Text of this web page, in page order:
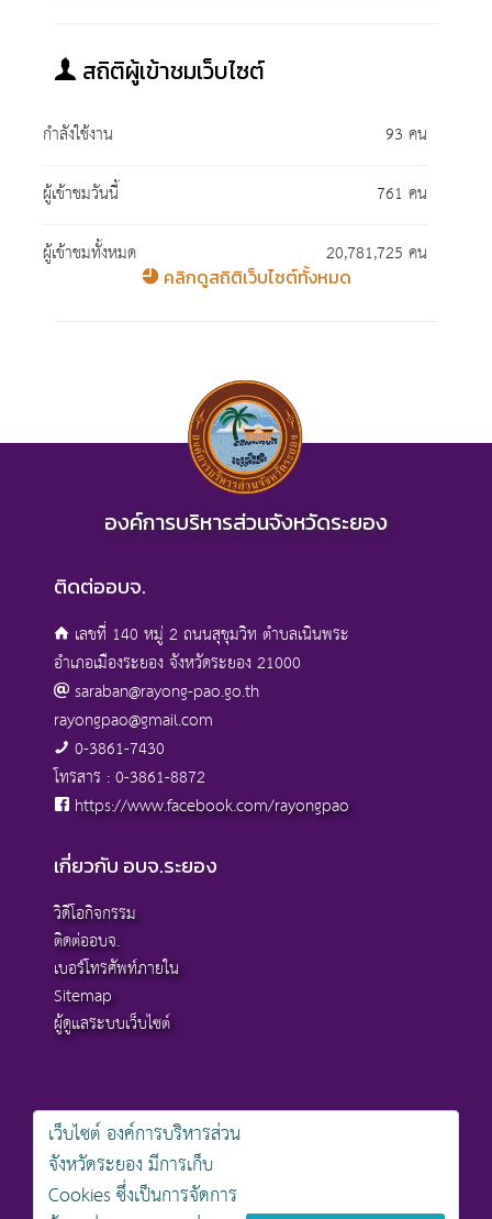
สถิติผู้เข้าชมเว็บไซต์
กำลังใช้งาน
93 คน
ผู้เข้าชมวันนี้
761 คน
ผู้เข้าชมทั้งหมด
20,781,725 คน
คลิกดูสถิติเว็บไซต์ทั้งหมด
องค์การบริหารส่วนจังหวัดระยอง
ติดต่ออบจ.
เลขที่ 140 หมู่ 2 ถนนสุขุมวิท ตำบลเนินพระ
อำเภอเมืองระยอง จังหวัดระยอง 21000
saraban@rayong-pao.go.th
rayongpao@gmail.com
0-3861-7430
โทรสาร : 0-3861-8872
https://www.facebook.com/rayongpao
เกี่ยวกับ อบจ.ระยอง
วิดีโอกิจกรรม
ติดต่ออบจ.
เบอร์โทรศัพท์ภายใน
Sitemap
ผู้ดูแลระบบเว็บไซต์
สงวนลิขสิทธิ์ © 2568 , องค์การบริหารส่วนจังหวัดระยอง
นโยบายการคุ้มครองข้อมูลส่วนบุคคล
นโยบายการรักษาความมั่นคงปลอดภัยเว็บไซต์
เว็บไซต์ องค์การบริหารส่วน
จังหวัดระยอง มีการเก็บ
Cookies ซึ่งเป็นการจัดการ